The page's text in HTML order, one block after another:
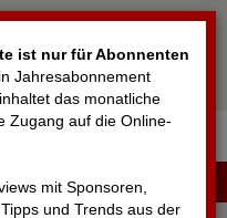
ist nur für Abonnenten
Jahresabonnement
das monatliche
Zugang auf die Online-
mit Sponsoren,
und Trends aus der